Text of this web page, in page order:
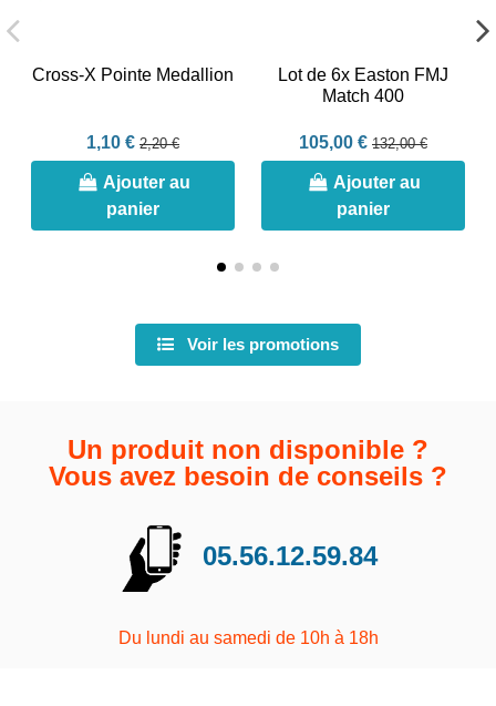
Cross-X Pointe Medallion
1,10 € 2,20 €
Ajouter au
panier
Lot de 6x Easton FMJ
Match 400
105,00 € 132,00 €
Ajouter au
panier
Voir les promotions
Un produit non disponible ?
Vous avez besoin de conseils ?
05.56.12.59.84
Du lundi au samedi de 10h à 18h